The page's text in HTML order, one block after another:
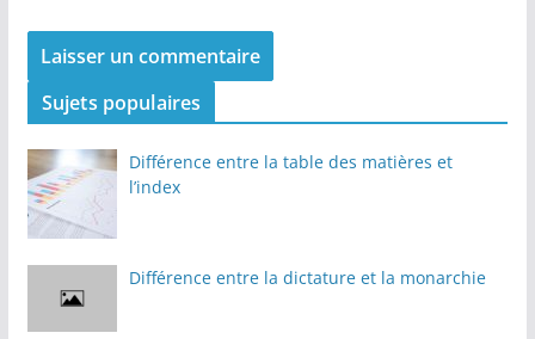
Sujets populaires
Différence entre la table des matières et
l’index
Différence entre la dictature et la monarchie